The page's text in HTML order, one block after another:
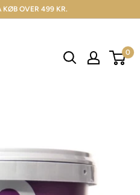
KØB OVER 499 KR.
0